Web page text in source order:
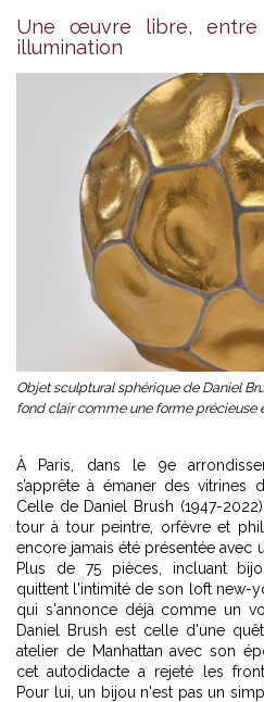
Une œuvre libre, entre
illumination
Objet sculptural sphérique de Daniel
fond clair comme une forme précieuse
À Paris, dans le 9e
s’apprête à émaner des vitrines
Celle de Daniel Brush (1947-
tour à tour peintre, orfèvre et
encore jamais été présentée avec
Plus de 75 pièces, incluant
quittent l'intimité de son loft new-
qui s'annonce déjà comme un
Daniel Brush est celle d'une
atelier de Manhattan avec son
cet autodidacte a rejeté les
Pour lui, un bijou n'est pas un